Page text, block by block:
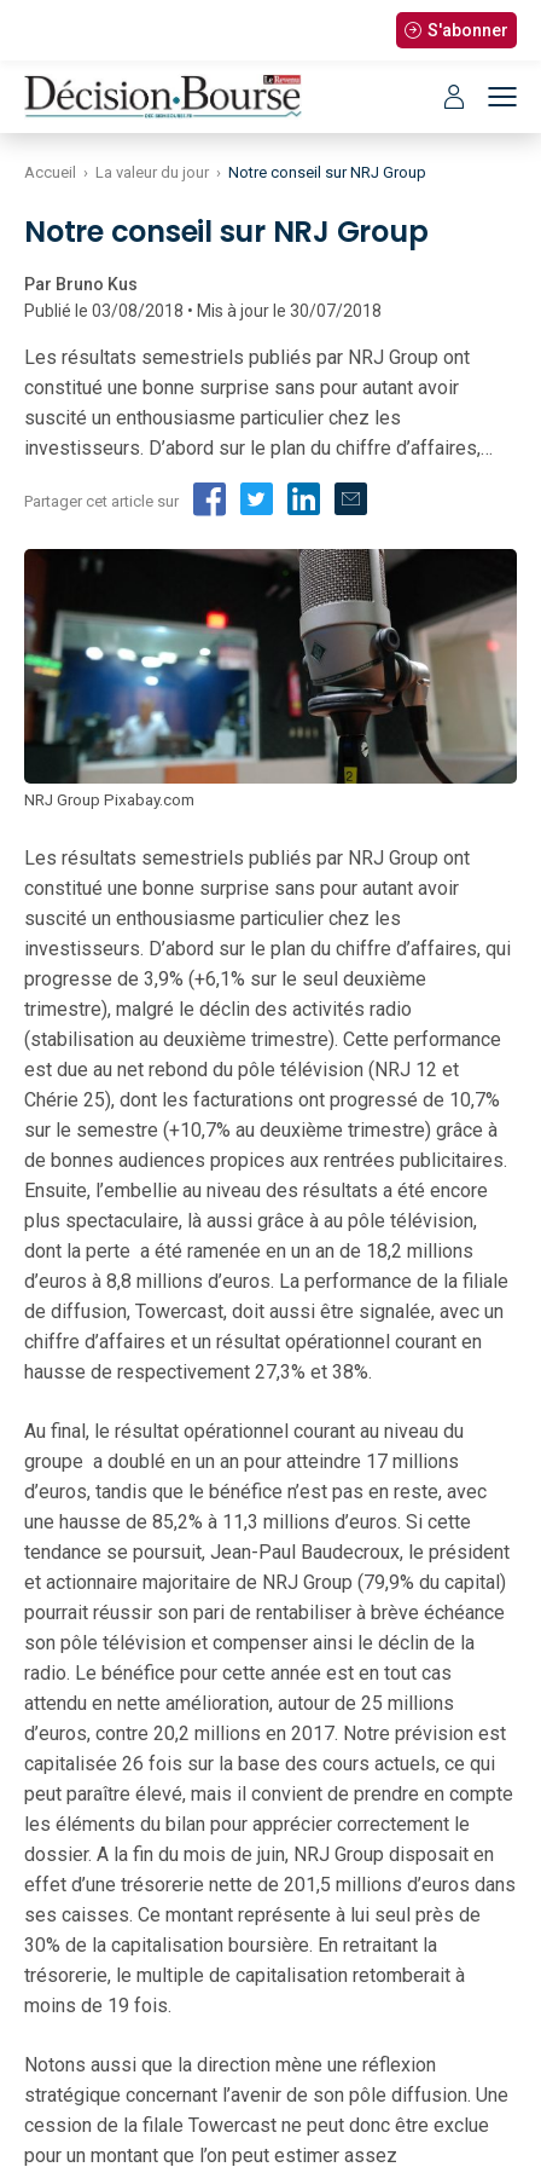
S'abonner
Accueil › La valeur du jour › Notre conseil sur NRJ Group
Notre conseil sur NRJ Group
Par Bruno Kus
Publié le 03/08/2018 • Mis à jour le 30/07/2018
Les résultats semestriels publiés par NRJ Group ont
constitué une bonne surprise sans pour autant avoir
suscité un enthousiasme particulier chez les
investisseurs. D’abord sur le plan du chiffre d’affaires,…
Partager cet article sur
NRJ Group Pixabay.com
Les résultats semestriels publiés par NRJ Group ont
constitué une bonne surprise sans pour autant avoir
suscité un enthousiasme particulier chez les
investisseurs. D’abord sur le plan du chiffre d’affaires, qui
progresse de 3,9% (+6,1% sur le seul deuxième
trimestre), malgré le déclin des activités radio
(stabilisation au deuxième trimestre). Cette performance
est due au net rebond du pôle télévision (NRJ 12 et
Chérie 25), dont les facturations ont progressé de 10,7%
sur le semestre (+10,7% au deuxième trimestre) grâce à
de bonnes audiences propices aux rentrées publicitaires.
Ensuite, l’embellie au niveau des résultats a été encore
plus spectaculaire, là aussi grâce à au pôle télévision,
dont la perte a été ramenée en un an de 18,2 millions
d’euros à 8,8 millions d’euros. La performance de la filiale
de diffusion, Towercast, doit aussi être signalée, avec un
chiffre d’affaires et un résultat opérationnel courant en
hausse de respectivement 27,3% et 38%.
Au final, le résultat opérationnel courant au niveau du
groupe a doublé en un an pour atteindre 17 millions
d’euros, tandis que le bénéfice n’est pas en reste, avec
une hausse de 85,2% à 11,3 millions d’euros. Si cette
tendance se poursuit, Jean-Paul Baudecroux, le président
et actionnaire majoritaire de NRJ Group (79,9% du capital)
pourrait réussir son pari de rentabiliser à brève échéance
son pôle télévision et compenser ainsi le déclin de la
radio. Le bénéfice pour cette année est en tout cas
attendu en nette amélioration, autour de 25 millions
d’euros, contre 20,2 millions en 2017. Notre prévision est
capitalisée 26 fois sur la base des cours actuels, ce qui
peut paraître élevé, mais il convient de prendre en compte
les éléments du bilan pour apprécier correctement le
dossier. A la fin du mois de juin, NRJ Group disposait en
effet d’une trésorerie nette de 201,5 millions d’euros dans
ses caisses. Ce montant représente à lui seul près de
30% de la capitalisation boursière. En retraitant la
trésorerie, le multiple de capitalisation retomberait à
moins de 19 fois.
Notons aussi que la direction mène une réflexion
stratégique concernant l’avenir de son pôle diffusion. Une
cession de la filale Towercast ne peut donc être exclue
pour un montant que l’on peut estimer assez